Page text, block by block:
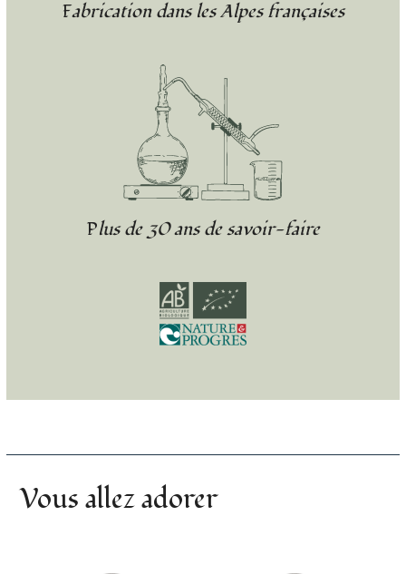
Fabrication dans les Alpes françaises
Plus de 30 ans de savoir-faire
Vous allez adorer